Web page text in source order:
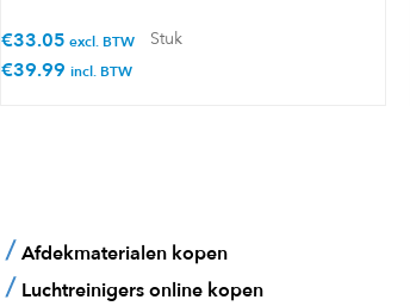
€33.05 excl. BTW
€39.99 incl. BTW
Stuk
Afdekmaterialen kopen
Luchtreinigers online kopen